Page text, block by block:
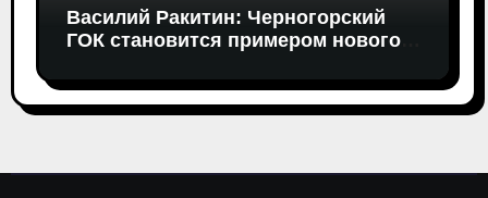
Василий Ракитин: Черногорский
ГОК становится примером нового
горнопромышленных проектов